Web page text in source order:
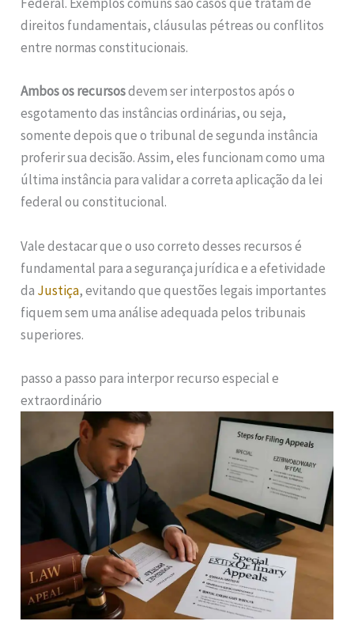
direitos fundamentais, cláusulas pétreas ou conflitos
entre normas constitucionais.
Ambos os recursosdevem ser interpostos após o
esgotamento das instâncias ordinárias, ou seja,
somente depois que o tribunal de segunda instância
proferir sua decisão. Assim, eles funcionam como uma
última instância para validar a correta aplicação da lei
federal ou constitucional.
Vale destacar que o uso correto desses recursos é
fundamental para a segurança jurídica e a efetividade
da Justiça, evitando que questões legais importantes
fiquem sem uma análise adequada pelos tribunais
superiores.
passo a passo para interpor recurso especial e
extraordinário